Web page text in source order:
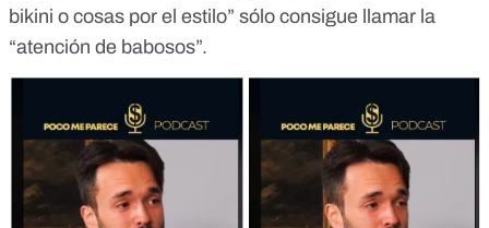
bikini o cosas por el estilo” sólo consigue llamar la
“atención de babosos”.